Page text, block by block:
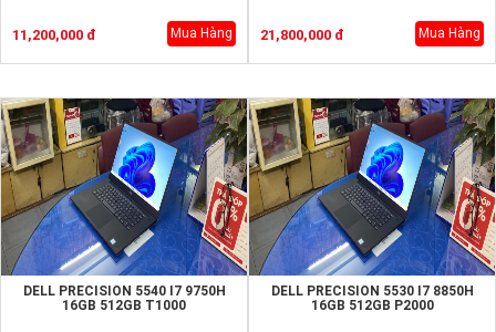
11,200,000 đ Mua Hàng 21,800,000 đ Mua Hàng
DELL PRECISION 5540 I7 9750H
16GB 512GB T1000
DELL PRECISION 5530 I7 8850H
16GB 512GB P2000